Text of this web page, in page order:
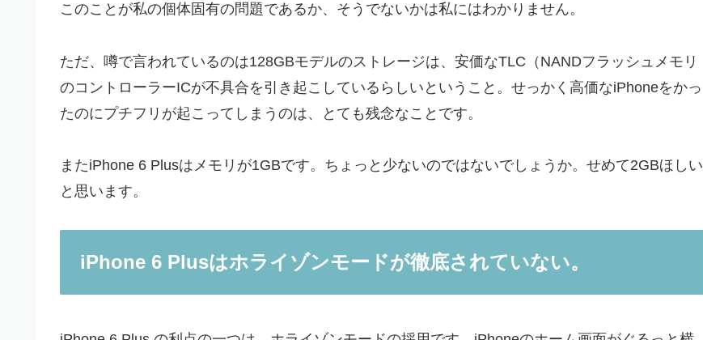
このことが私の個体固有の問題であるか、そうでないかは私にはわかりません。
ただ、噂で言われているのは128GBモデルのストレージは、安価なTLC（NANDフラッシュメモリ
のコントローラーICが不具合を引き起こしているらしいということ。せっかく高価なiPhoneをかっ
たのにプチフリが起こってしまうのは、とても残念なことです。
またiPhone 6 Plusはメモリが1GBです。ちょっと少ないのではないでしょうか。せめて2GBほしい
と思います。
iPhone 6 Plusはホライゾンモードが徹底されていない。